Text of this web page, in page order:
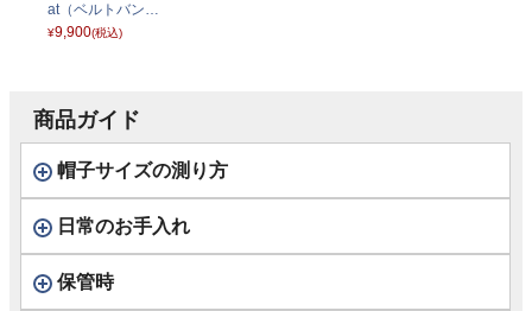
at（ベルトバンド
ブレードハット）
¥9,900(税込)
商品ガイド
帽子サイズの測り方
日常のお手入れ
保管時